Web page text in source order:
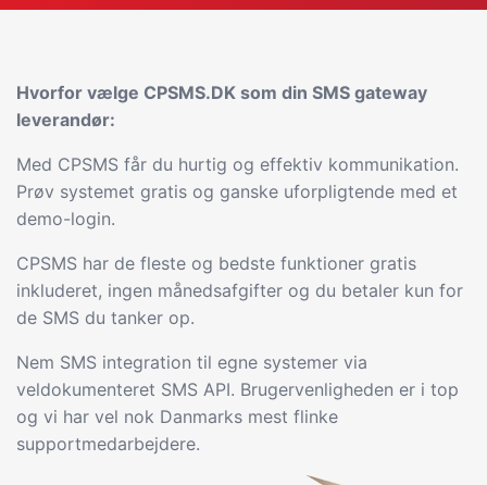
Hvorfor vælge CPSMS.DK som din SMS gateway
leverandør:
Med CPSMS får du hurtig og effektiv kommunikation.
Prøv systemet gratis og ganske uforpligtende med et
demo-login.
CPSMS har de fleste og bedste funktioner gratis
inkluderet, ingen månedsafgifter og du betaler kun for
de SMS du tanker op.
Nem SMS integration til egne systemer via
veldokumenteret SMS API. Brugervenligheden er i top
og vi har vel nok Danmarks mest flinke
supportmedarbejdere.